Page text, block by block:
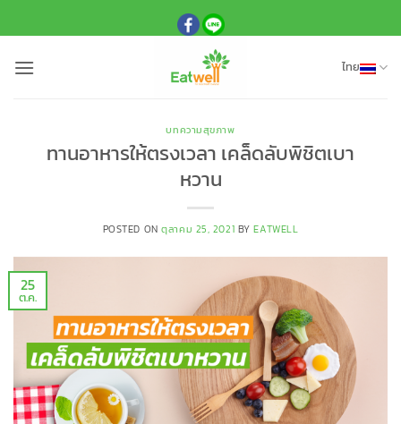
ไป
เนื้อหา
ไทย
บทความสุขภาพ
ทานอาหารให้ตรงเวลา เคล็ดลับพิชิตเบา
หวาน
POSTED ONตุลาคม 25, 2021 BYEATWELL
25
ต.ค.